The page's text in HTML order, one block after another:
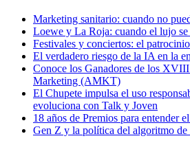
Marketing sanitario: cuando no
Loewe y La Roja: cuando el lujo
Festivales y conciertos: el
El verdadero riesgo de la IA en la
Conoce los Ganadores de los
Marketing (AMKT)
El Chupete impulsa el uso
evoluciona con Talk y Joven
18 años de Premios para entender
Gen Z y la política del algoritmo de